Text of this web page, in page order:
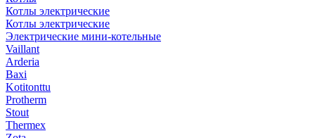
Котлы электрические
Котлы электрические
Электрические мини-котельные
Vaillant
Arderia
Baxi
Kotitonttu
Protherm
Stout
Thermex